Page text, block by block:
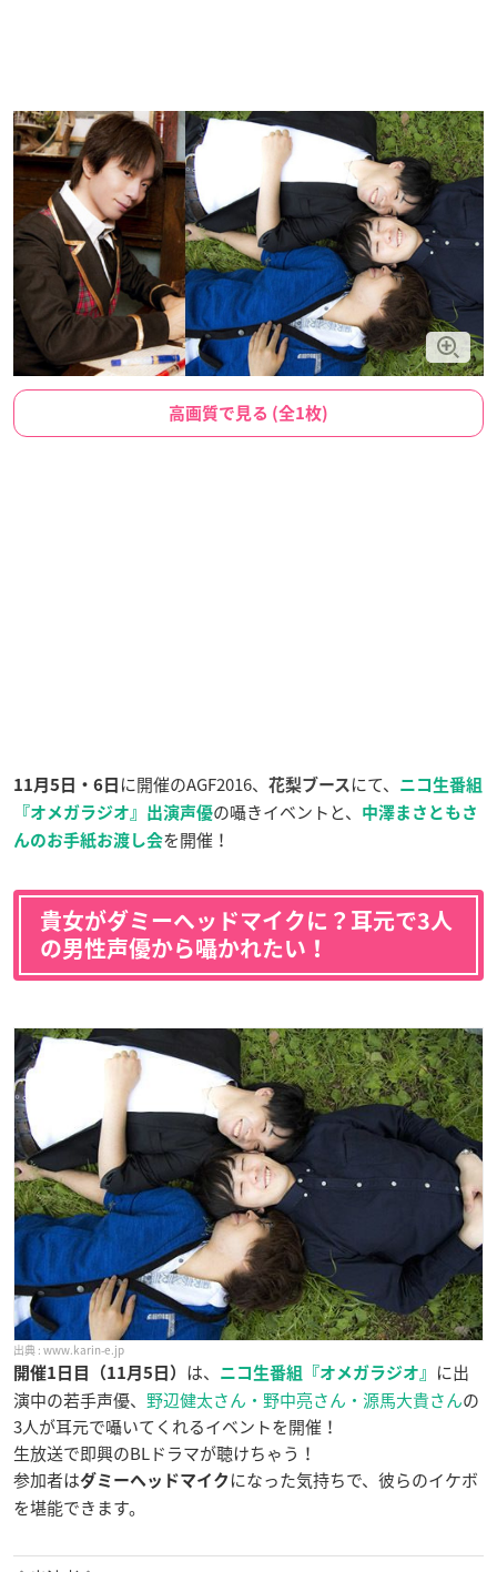
高画質で見る (全1枚)
11月5日・6日 に開催のAGF2016、 花梨ブース にて、
ニコ生番組
『オメガラジオ』出演声優の囁きイベントと、
中澤まさともさ
んのお手紙お渡し会を開催！
貴女がダミーヘッドマイクに？耳元で3人
の男性声優から囁かれたい！
www.karin-e.jp
開催1日目（11月5日） は、 ニコ生番組『オメガラジオ』
に出
演中の若手声優、 野辺健太さん・野中亮さん・源馬大貴さんの
3人が耳元で囁いてくれるイベントを開催！
生放送で即興のBLドラマが聴けちゃう！
参加者はダミーヘッドマイク になった気持ちで、彼らのイケボ
を堪能できます。